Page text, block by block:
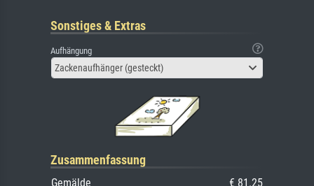
Sonstiges & Extras
Aufhängung
Zackenaufhänger (gesteckt)
Zusammenfassung
Gemälde € 81.25